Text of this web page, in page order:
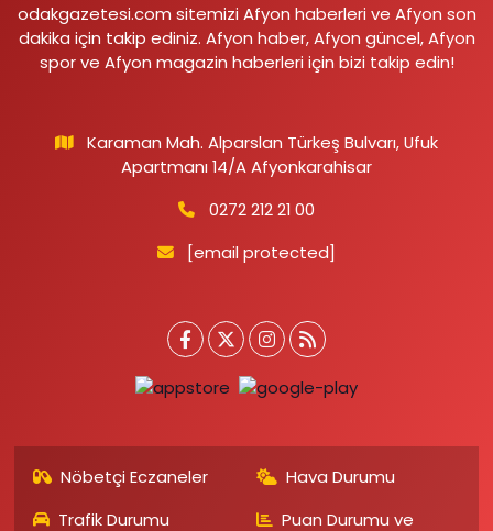
odakgazetesi.com sitemizi Afyon haberleri ve Afyon son
dakika için takip ediniz. Afyon haber, Afyon güncel, Afyon
spor ve Afyon magazin haberleri için bizi takip edin!
Karaman Mah. Alparslan Türkeş Bulvarı, Ufuk
Apartmanı 14/A Afyonkarahisar
0272 212 21 00
[email protected]
Nöbetçi Eczaneler
Hava Durumu
Trafik Durumu
Puan Durumu ve